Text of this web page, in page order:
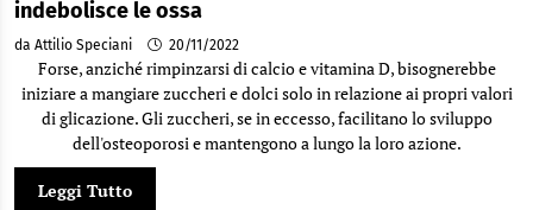
indebolisce le ossa
da Attilio Speciani 20/11/2022
Forse, anziché rimpinzarsi di calcio e vitamina D, bisognerebbe
iniziare a mangiare zuccheri e dolci solo in relazione ai propri valori
di glicazione. Gli zuccheri, se in eccesso, facilitano lo sviluppo
dell'osteoporosi e mantengono a lungo la loro azione.
Leggi Tutto